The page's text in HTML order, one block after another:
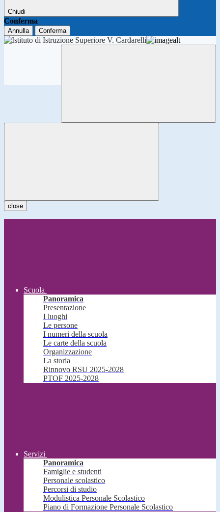
Chiudi
Conferma
Annulla Conferma
close
Scuola
Panoramica
Presentazione
I luoghi
Le persone
I numeri della scuola
Le carte della scuola
Organizzazione
La storia
Rinnovo RSU 2025-2028
PTOF 2025-2028
Servizi
Panoramica
Famiglie e studenti
Personale scolastico
Percorsi di studio
Modulistica Personale Scolastico
Piano di Formazione Personale Scolastico